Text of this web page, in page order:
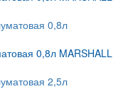
0,8л MARSHALL